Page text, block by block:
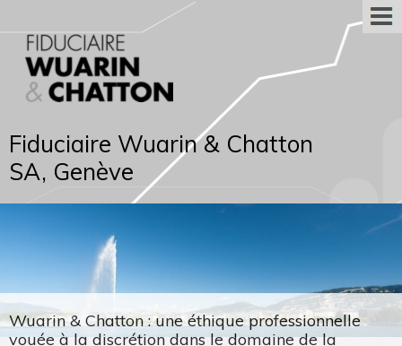
Fiduciaire Wuarin & Chatton
SA, Genève
Wuarin & Chatton : une éthique professionnelle
vouée à la discrétion dans le domaine de la